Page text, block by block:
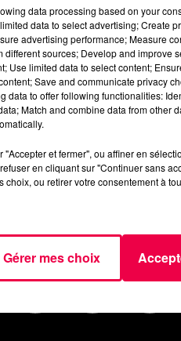
NOUS
data processing based on your
data to select advertising; Create
advertising performance; Measure
different sources; Develop and improve
Use limited data to select content;
Save and communicate privacy
data to offer following functionalities:
Match and combine data from other
et fermer", ou affiner en
en cliquant sur "Continuer sans
choix, ou retirer votre consentement à
Gérer mes choix